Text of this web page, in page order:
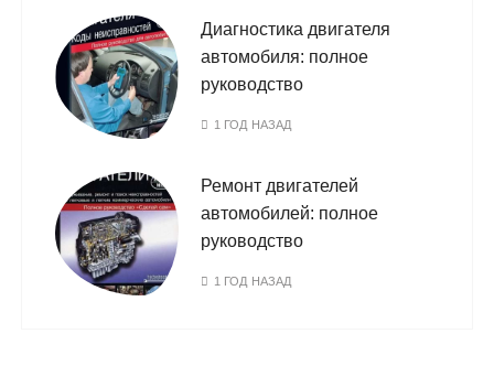
Диагностика двигателя
автомобиля: полное
руководство
1 ГОД НАЗАД
Ремонт двигателей
автомобилей: полное
руководство
1 ГОД НАЗАД